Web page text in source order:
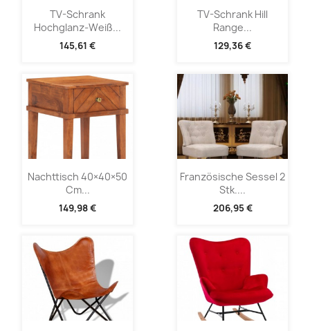
TV-Schrank
Hochglanz-Weiß...
145,61 €
TV-Schrank Hill
Range...
129,36 €
Nachttisch 40×40×50
Cm...
149,98 €
Französische Sessel 2
Stk....
206,95 €